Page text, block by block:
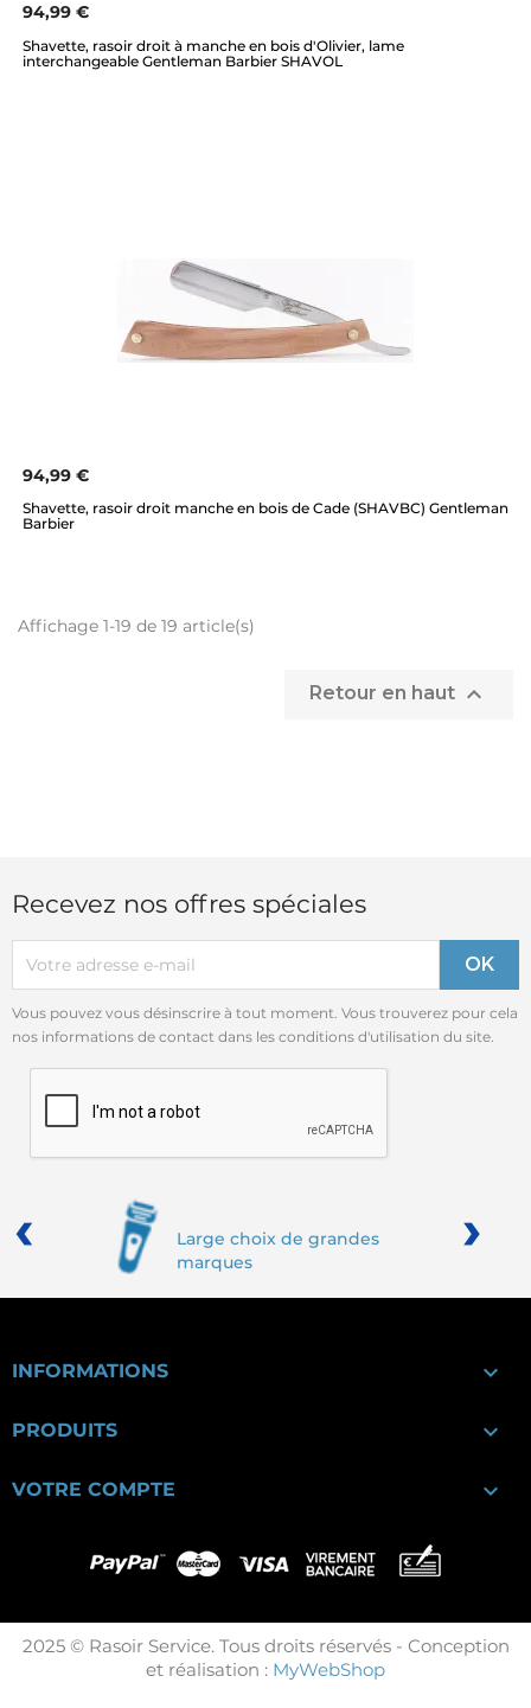
94,99 €
Shavette, rasoir droit à manche en bois d'Olivier, lame
interchangeable Gentleman Barbier SHAVOL
94,99 €
Shavette, rasoir droit manche en bois de Cade (SHAVBC) Gentleman
Barbier
Affichage 1-19 de 19 article(s)
Retour en haut 
Recevez nos offres spéciales
Vous pouvez vous désinscrire à tout moment. Vous trouverez pour cela
nos informations de contact dans les conditions d'utilisation du site.
Large choix de grandes
marques
‹ ›
INFORMATIONS 
PRODUITS 
VOTRE COMPTE 
2025 © Rasoir Service. Tous droits réservés - Conception
et réalisation : MyWebShop